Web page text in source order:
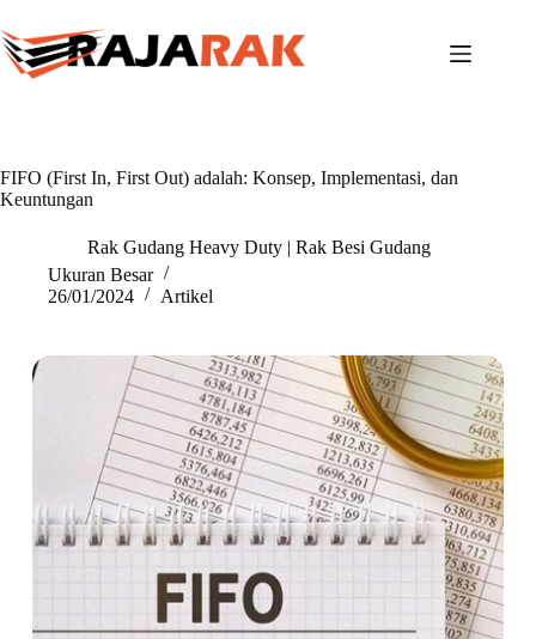
to
content
FIFO (First In, First Out) adalah: Konsep, Implementasi, dan
Keuntungan
Rak Gudang Heavy Duty | Rak Besi Gudang
Ukuran Besar
26/01/2024
Artikel